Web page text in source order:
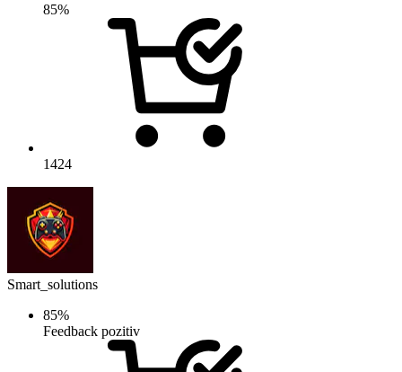
85%
1424
Smart_solutions
85%
Feedback pozitiv